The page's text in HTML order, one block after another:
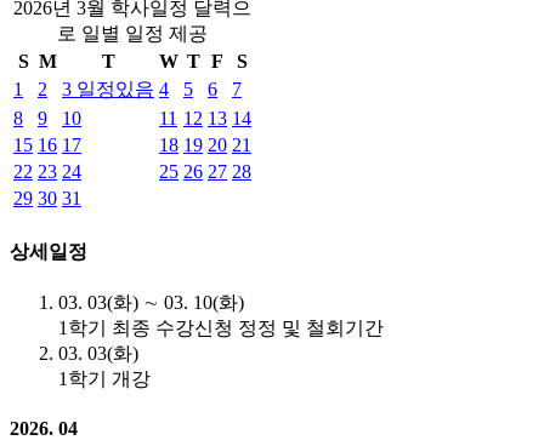
2026년 3월 학사일정 달력으
로 일별 일정 제공
S M T W T F
S
1
2 3 일정있음 4 5 6
7
8
9 10 11 12 13 14
15 16 17 18 19 20 21
22 23 24 25 26 27 28
29 30 31
상세일정
03. 03(화) ∼ 03. 10(화)
1학기 최종 수강신청 정정 및 철회기간
03. 03(화)
1학기 개강
2026. 04